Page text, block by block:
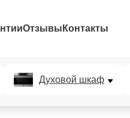
Отзывы Контакты
Духовой шкаф